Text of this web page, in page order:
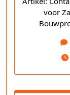
voor